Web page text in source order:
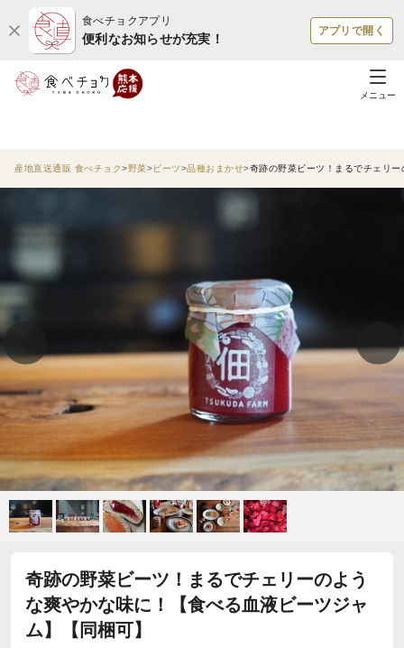
食べチョクアプリ
便利なお知らせが充実！
アプリで開く
メニュー
産地直送通販 食べチョク 野菜 ビーツ 品種おまかせ 奇跡の野菜ビーツ！まるでチェリ
奇跡の野菜ビーツ！まるでチェリーのよう
な爽やかな味に！【食べる血液ビーツジャ
ム】【同梱可】